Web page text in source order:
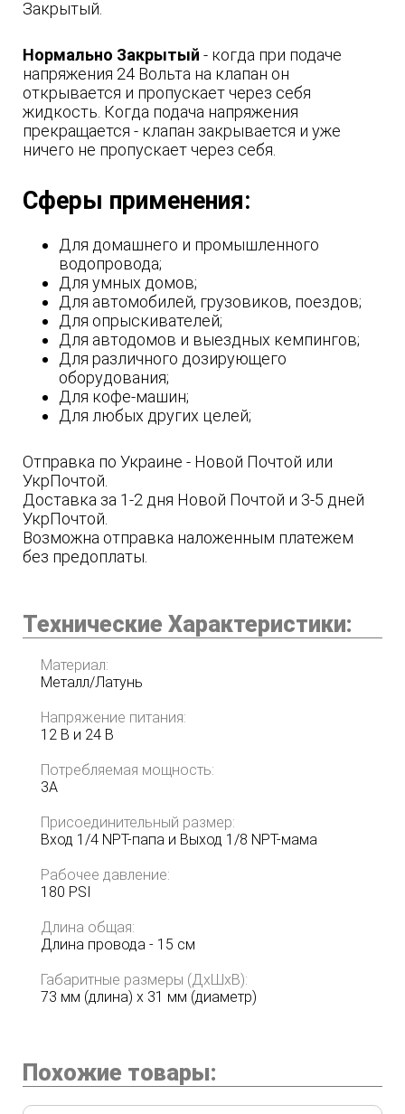
Закрытый.
Нормально Закрытый - когда при подаче
напряжения 24 Вольта на клапан он
открывается и пропускает через себя
жидкость. Когда подача напряжения
прекращается - клапан закрывается и уже
ничего не пропускает через себя.
Сферы применения:
Для домашнего и промышленного
водопровода;
Для умных домов;
Для автомобилей, грузовиков, поездов;
Для опрыскивателей;
Для автодомов и выездных кемпингов;
Для различного дозирующего
оборудования;
Для кофе-машин;
Для любых других целей;
Отправка по Украине - Новой Почтой или
УкрПочтой.
Доставка за 1-2 дня Новой Почтой и 3-5 дней
УкрПочтой.
Возможна отправка наложенным платежем
без предоплаты.
Технические Характеристики:
Материал:
Металл/Латунь
Напряжение питания:
12 В и 24 В
Потребляемая мощность:
3А
Присоединительный размер:
Вход 1/4 NPT-папа и Выход 1/8 NPT-мама
Рабочее давление:
180 PSI
Длина общая:
Длина провода - 15 см
Габаритные размеры (ДхШхВ):
73 мм (длина) х 31 мм (диаметр)
Похожие товары: